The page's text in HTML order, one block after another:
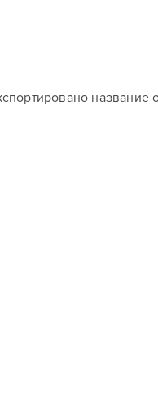
название